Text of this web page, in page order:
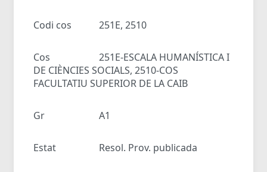
Codi cos 251E, 2510
Cos
251E-ESCALA HUMANÍSTICA I
DE CIÈNCIES SOCIALS, 2510-COS
FACULTATIU SUPERIOR DE LA CAIB
Gr A1
Estat Resol. Prov. publicada